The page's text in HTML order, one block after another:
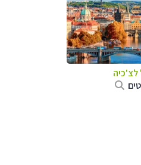
לצ'כיה